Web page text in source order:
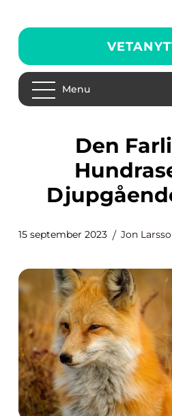
Menu
Den Farligaste
15 september 2023 Jon